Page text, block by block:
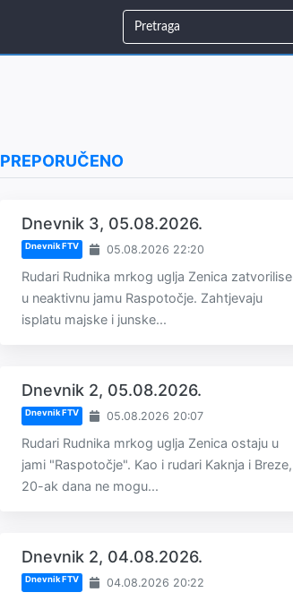
PREPORUČENO
Dnevnik 3, 05.08.2026.
Dnevnik FTV 05.08.2026 22:20
Rudari Rudnika mrkog uglja Zenica zatvorilise
u neaktivnu jamu Raspotočje. Zahtjevaju
isplatu majske i junske...
Dnevnik 2, 05.08.2026.
Dnevnik FTV 05.08.2026 20:07
Rudari Rudnika mrkog uglja Zenica ostaju u
jami "Raspotočje". Kao i rudari Kaknja i Breze,
20-ak dana ne mogu...
Dnevnik 2, 04.08.2026.
Dnevnik FTV 04.08.2026 20:22